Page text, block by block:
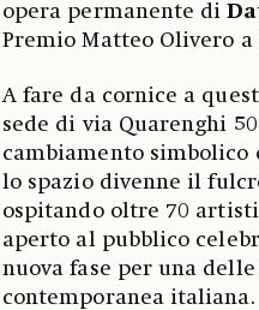
opera permanente di
Premio Matteo Olivero a
A fare da cornice a
sede di via Quarenghi
cambiamento simbolico
lo spazio divenne il
ospitando oltre 70
aperto al pubblico
nuova fase per una
contemporanea italiana.